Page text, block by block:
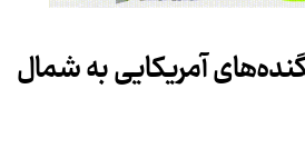
آمریکایی به شمال